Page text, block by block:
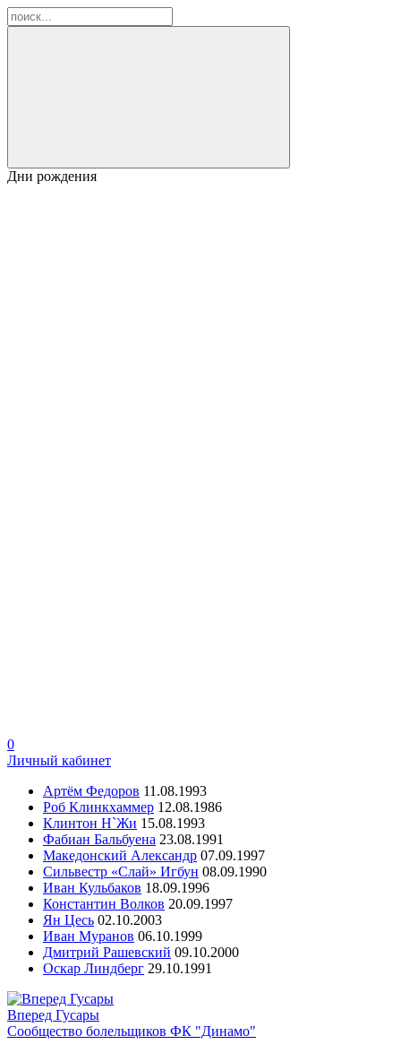
Дни рождения
0
Личный кабинет
Артём Федоров 11.08.1993
Роб Клинкхаммер 12.08.1986
Клинтон Н`Жи 15.08.1993
Фабиан Бальбуена 23.08.1991
Македонский Александр 07.09.1997
Сильвестр «Слай» Игбун 08.09.1990
Иван Кульбаков 18.09.1996
Константин Волков 20.09.1997
Ян Цесь 02.10.2003
Иван Муранов 06.10.1999
Дмитрий Рашевский 09.10.2000
Оскар Линдберг 29.10.1991
Вперед Гусары
Сообщество болельщиков ФК "Динамо"